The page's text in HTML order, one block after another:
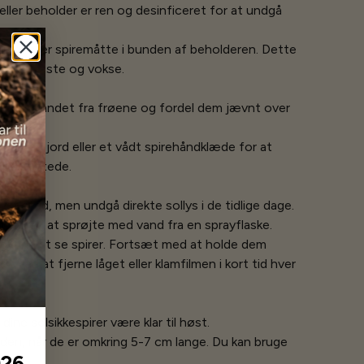
beholder er ren og desinficeret for at undgå
eller spiremåtte i bunden af beholderen. Dette
rodfæste og vokse.
dræn vandet fra frøene og fordel dem jævnt over
lag jord eller et vådt spirehåndklæde for at
sted, men undgå direkte sollys i de tidlige dage.
ved at sprøjte med vand fra en sprayflaske.
at se spirer. Fortsæt med at holde dem
ved at fjerne låget eller klamfilmen i kort tid hver
dine solsikkespirer være klar til høst.
når de er omkring 5-7 cm lange. Du kan bruge